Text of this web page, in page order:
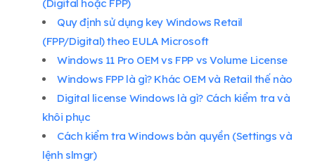
(Digital hoặc FPP)
Quy định sử dụng key Windows Retail
(FPP/Digital) theo EULA Microsoft
Windows 11 Pro OEM vs FPP vs Volume License
Windows FPP là gì? Khác OEM và Retail thế nào
Digital license Windows là gì? Cách kiểm tra và
khôi phục
Cách kiểm tra Windows bản quyền (Settings và
lệnh slmgr)